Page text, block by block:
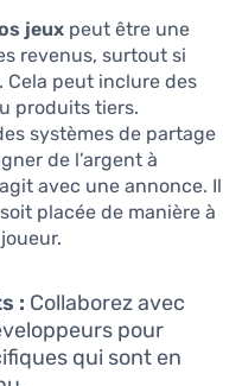
jeux peut être une
revenus, surtout si
peut inclure des
produits tiers.
systèmes de partage
de l’argent à
avec une annonce. Il
placée de manière à
: Collaborez avec
pour
qui sont en